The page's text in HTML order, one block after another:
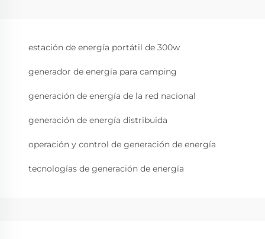
estación de energía portátil de 300w
generador de energía para camping
generación de energía de la red nacional
generación de energía distribuida
operación y control de generación de energía
tecnologías de generación de energía